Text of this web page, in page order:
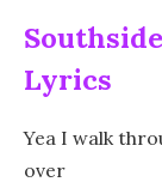
Lyrics
Yea I walk
over